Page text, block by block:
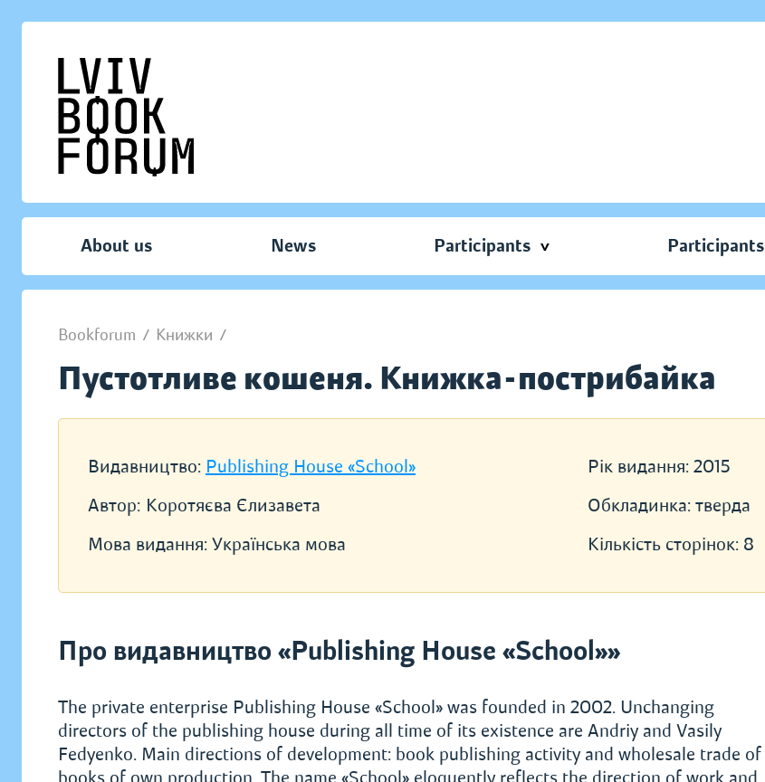
About us News Participants Participants
Bookforum / Книжки /
Пустотливе кошеня. Книжка-пострибайка
Видавництво: Publishing House «School»
Автор: Коротяєва Єлизавета
Мова видання: Українська мова
Рік видання: 2015
Обкладинка: тверда
Кількість сторінок: 8
Про видавництво «Publishing House «School»»
The private enterprise Publishing House «School» was founded in 2002. Unchanging
directors of the publishing house during all time of its existence are Andriy and Vasily
Fedyenko. Main directions of development: book publishing activity and wholesale trade of